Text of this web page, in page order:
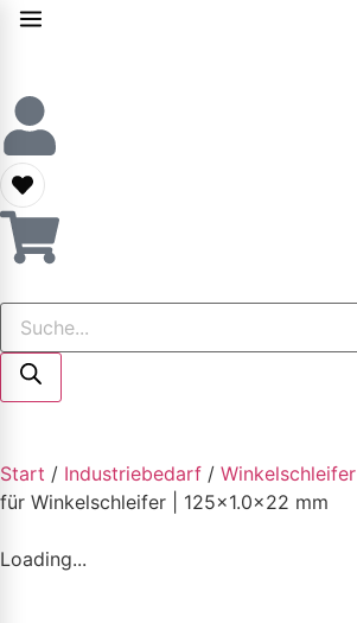
Start / Industriebedarf / Winkelschleifer
für Winkelschleifer | 125×1.0x22 mm
Loading...